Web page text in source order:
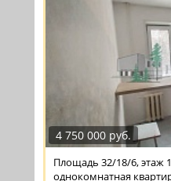
4 750 000 руб.
Площадь 32/18/6, этаж
однокомнатная